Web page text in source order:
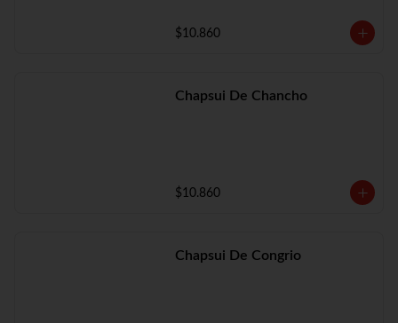
$10.860
Chapsui De Chancho
$10.860
Chapsui De Congrio